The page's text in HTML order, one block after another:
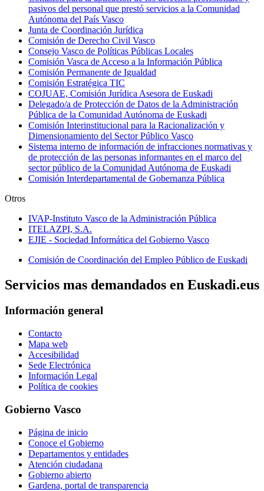
pasivos del personal que prestó servicios a la Comunidad
Autónoma del País Vasco
Junta de Coordinación Jurídica
Comisión de Derecho Civil Vasco
Consejo Vasco de Políticas Públicas Locales
Comisión Vasca de Acceso a la Información Pública
Comisión Permanente de Igualdad
Comisión Estratégica TIC
COJUAE, Comisión Jurídica Asesora de Euskadi
Delegado/a de Protección de Datos de la Administración
Pública de la Comunidad Autónoma de Euskadi
Comisión Interinstitucional para la Racionalización y
Dimensionamiento del Sector Público Vasco
Sistema interno de información de infracciones normativas y
de protección de las personas informantes en el marco del
sector público de la Comunidad Autónoma de Euskadi
Comisión Interdepartamental de Gobernanza Pública
Otros
IVAP-Instituto Vasco de la Administración Pública
ITELAZPI, S.A.
EJIE - Sociedad Informática del Gobierno Vasco
Comisión de Coordinación del Empleo Público de Euskadi
Servicios mas demandados en Euskadi.eus
Información general
Contacto
Mapa web
Accesibilidad
Sede Electrónica
Información Legal
Política de cookies
Gobierno Vasco
Página de inicio
Conoce el Gobierno
Departamentos y entidades
Atención ciudadana
Gobierno abierto
Gardena, portal de transparencia